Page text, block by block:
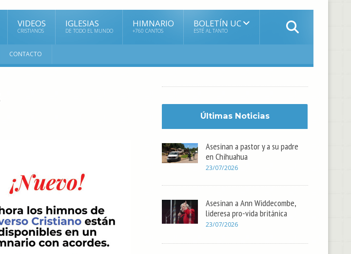
VIDEOS
CRISTIANOS
IGLESIAS
DE TODO EL MUNDO
HIMNARIO
+760 CANTOS
BOLETÍN UC
ESTÉ AL TANTO
CONTACTO
Últimas Noticias
Asesinan a pastor y a su padre
en Chihuahua
23/07/2026
Asesinan a Ann Widdecombe,
lideresa pro-vida británica
23/07/2026